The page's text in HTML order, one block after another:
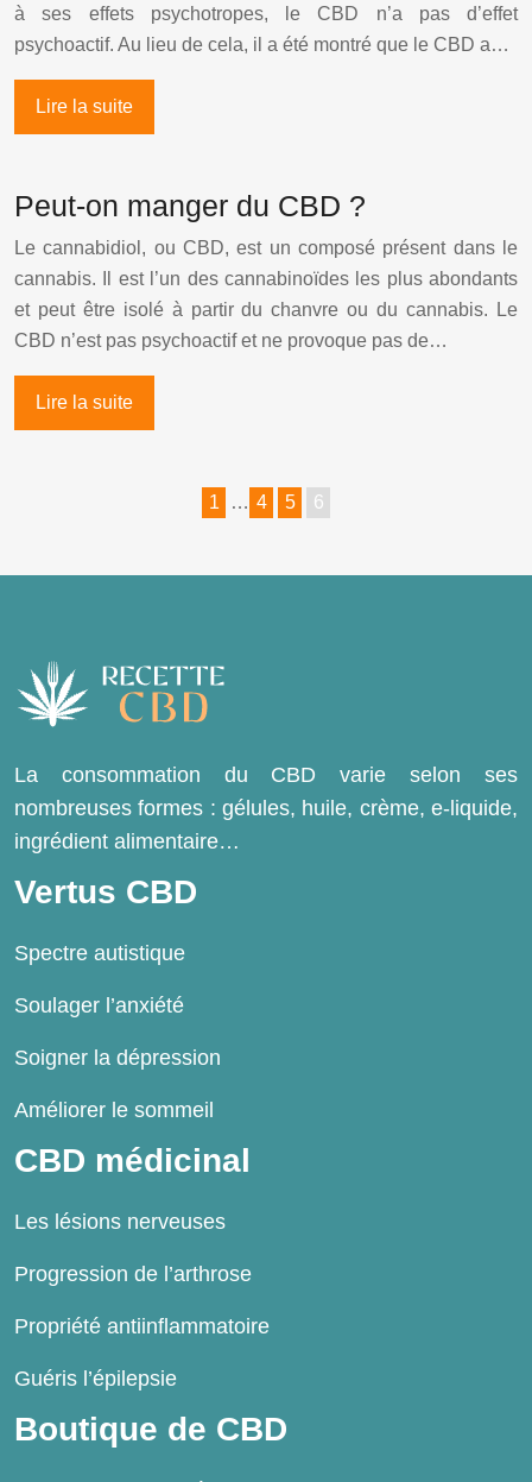
à ses effets psychotropes, le CBD n’a pas d’effet
psychoactif. Au lieu de cela, il a été montré que le CBD a…
Lire la suite
Peut-on manger du CBD ?
Le cannabidiol, ou CBD, est un composé présent dans le
cannabis. Il est l’un des cannabinoïdes les plus abondants
et peut être isolé à partir du chanvre ou du cannabis. Le
CBD n’est pas psychoactif et ne provoque pas de…
Lire la suite
1 … 4 5 6
La consommation du CBD varie selon ses
nombreuses formes : gélules, huile, crème, e-liquide,
ingrédient alimentaire…
Vertus CBD
Spectre autistique
Soulager l’anxiété
Soigner la dépression
Améliorer le sommeil
CBD médicinal
Les lésions nerveuses
Progression de l’arthrose
Propriété antiinflammatoire
Guéris l’épilepsie
Boutique de CBD